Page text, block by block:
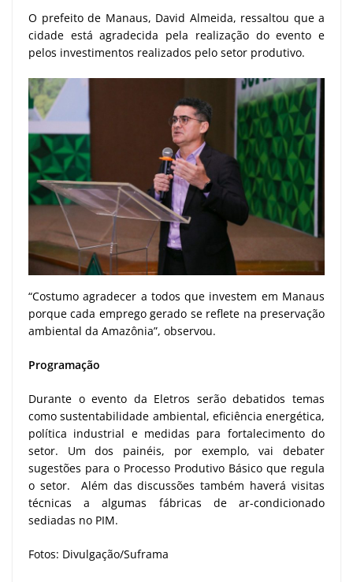
O prefeito de Manaus, David Almeida, ressaltou que a
cidade está agradecida pela realização do evento e
pelos investimentos realizados pelo setor produtivo.
“Costumo agradecer a todos que investem em Manaus
porque cada emprego gerado se reflete na preservação
ambiental da Amazônia”, observou.
Programação
Durante o evento da Eletros serão debatidos temas
como sustentabilidade ambiental, eficiência energética,
política industrial e medidas para fortalecimento do
setor. Um dos painéis, por exemplo, vai debater
sugestões para o Processo Produtivo Básico que regula
o setor. Além das discussões também haverá visitas
técnicas a algumas fábricas de ar-condicionado
sediadas no PIM.
Fotos: Divulgação/Suframa